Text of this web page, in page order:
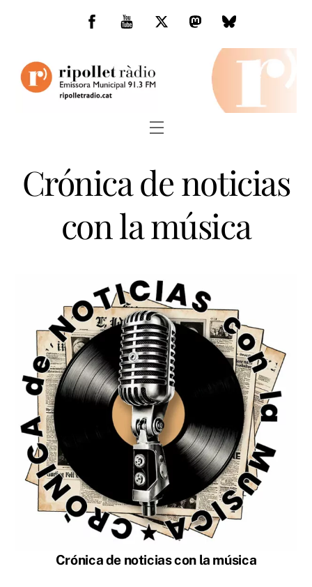
Facebook
You
TwitterMastodonBluesky
Menu
Crónica de noticias
con la música
Crónica de noticias con la música